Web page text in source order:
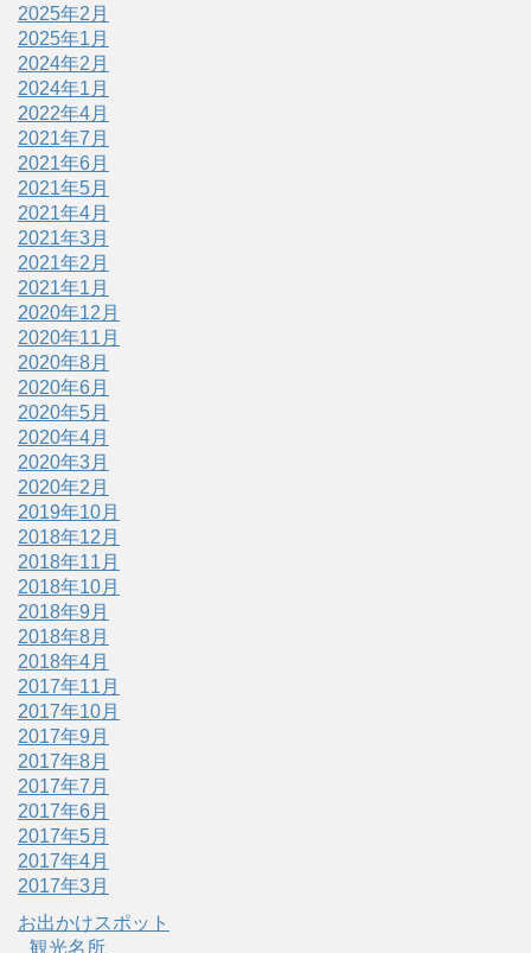
2025年2月
2025年1月
2024年2月
2024年1月
2022年4月
2021年7月
2021年6月
2021年5月
2021年4月
2021年3月
2021年2月
2021年1月
2020年12月
2020年11月
2020年8月
2020年6月
2020年5月
2020年4月
2020年3月
2020年2月
2019年10月
2018年12月
2018年11月
2018年10月
2018年9月
2018年8月
2018年4月
2017年11月
2017年10月
2017年9月
2017年8月
2017年7月
2017年6月
2017年5月
2017年4月
2017年3月
お出かけスポット
観光名所